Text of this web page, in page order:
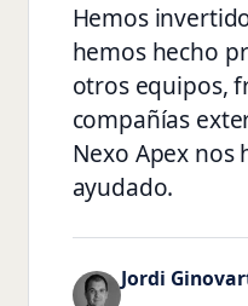
Hemos
hemos hecho
otros equipos,
compañías
Nexo Apex
ayudado.
Jordi